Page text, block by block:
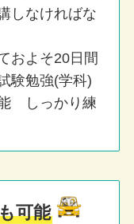
しなければな
およそ20日間
験勉強(学科)
しっかり練
可能